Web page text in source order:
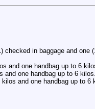
in baggage and one
and one handbag up to 6
and one handbag up to 6 kilos.
and one handbag up to 6